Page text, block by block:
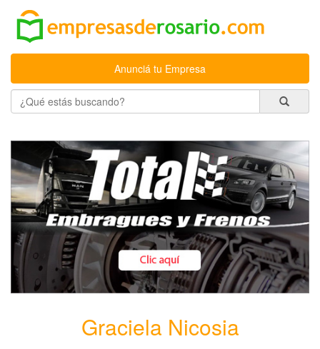
Anunciá tu Empresa
Graciela Nicosia